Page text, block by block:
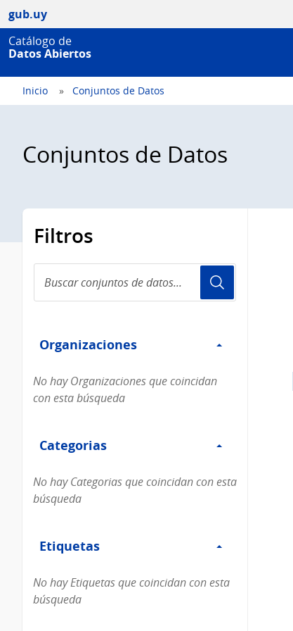
gub.uy
Catálogo de
Datos Abiertos
Inicio Conjuntos de Datos
Conjuntos de Datos
Filtros
conjuntos
de
Organizaciones
Organizaciones
No hay Organizaciones que coincidan
con esta búsqueda
Categorias
Categorias
No hay Categorias que coincidan con esta
búsqueda
Etiquetas
Etiquetas
No hay Etiquetas que coincidan con esta
búsqueda